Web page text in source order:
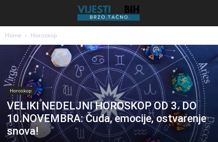
Home Horoskop
Horoskop
VELIKI NEDELJNI HOROSKOP OD 3. DO
10.NOVEMBRA: Čuda, emocije, ostvarenje
snova!